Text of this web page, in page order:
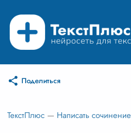
Режимы нейросети
Цены
Поделиться
ТекстПлюс — Написать сочинение